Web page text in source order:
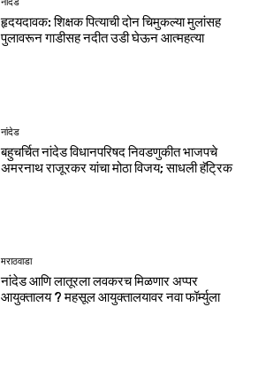
नांदेड
हृदयदावक: शिक्षक पित्याची दोन चिमुकल्या मुलांसह
पुलावरून गाडीसह नदीत उडी घेऊन आत्महत्या
नांदेड
बहुचर्चित नांदेड विधानपरिषद निवडणुकीत भाजपचे
अमरनाथ राजूरकर यांचा मोठा विजय; साधली हॅट्रिक
मराठवाडा
नांदेड आणि लातूरला लवकरच मिळणार अप्पर
आयुक्तालय ? महसूल आयुक्तालयावर नवा फॉर्म्युला